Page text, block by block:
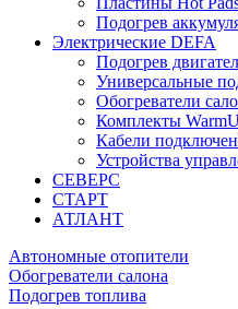
Подогрев
Электрические DEFA
Подогрев
Универсальные
Обогреватели
Комплекты
Кабели
Устройства
СЕВЕРС
СТАРТ
АТЛАНТ
Автономные отопители
Обогреватели салона
Подогрев топлива